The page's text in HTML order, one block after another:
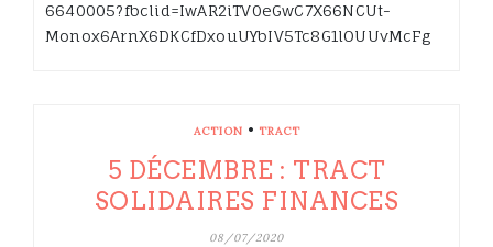
6640005?fbclid=IwAR2iTV0eGwC7X66NCUt-
Monox6ArnX6DKCfDxouUYbIV5Tc8G1lOUUvMcFg
ACTION • TRACT
5 DÉCEMBRE : TRACT
SOLIDAIRES FINANCES
08/07/2020